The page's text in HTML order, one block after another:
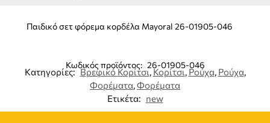
Παιδικό σετ φόρεμα κορδέλα Mayoral 26-01905-046
Κωδικός προϊόντος: 26-01905-046
Κατηγορίες: Βρεφικό Κορίτσι,Κορίτσι, Ρούχα, Ρούχα,
Φορέματα,Φορέματα
Ετικέτα: new